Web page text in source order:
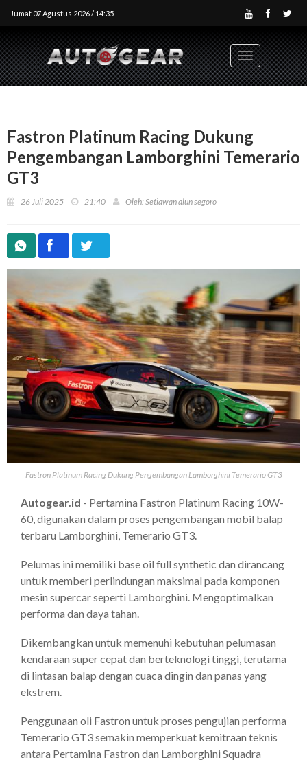
Jumat 07 Agustus 2026 / 14:35
Toggle
navigation
Fastron Platinum Racing Dukung
Pengembangan Lamborghini Temerario
GT3
26 Juli 2025 21:40 Oleh: Setiawan alun segoro
Fastron Platinum Racing Dukung Pengembangan Lamborghini Temerario GT3
Autogear.id - Pertamina Fastron Platinum Racing 10W-
60, digunakan dalam proses pengembangan mobil balap
terbaru Lamborghini, Temerario GT3.
Pelumas ini memiliki base oil full synthetic dan dirancang
untuk memberi perlindungan maksimal pada komponen
mesin supercar seperti Lamborghini. Mengoptimalkan
performa dan daya tahan.
Dikembangkan untuk memenuhi kebutuhan pelumasan
kendaraan super cepat dan berteknologi tinggi, terutama
di lintasan balap dengan cuaca dingin dan panas yang
ekstrem.
Penggunaan oli Fastron untuk proses pengujian performa
Temerario GT3 semakin memperkuat kemitraan teknis
antara Pertamina Fastron dan Lamborghini Squadra